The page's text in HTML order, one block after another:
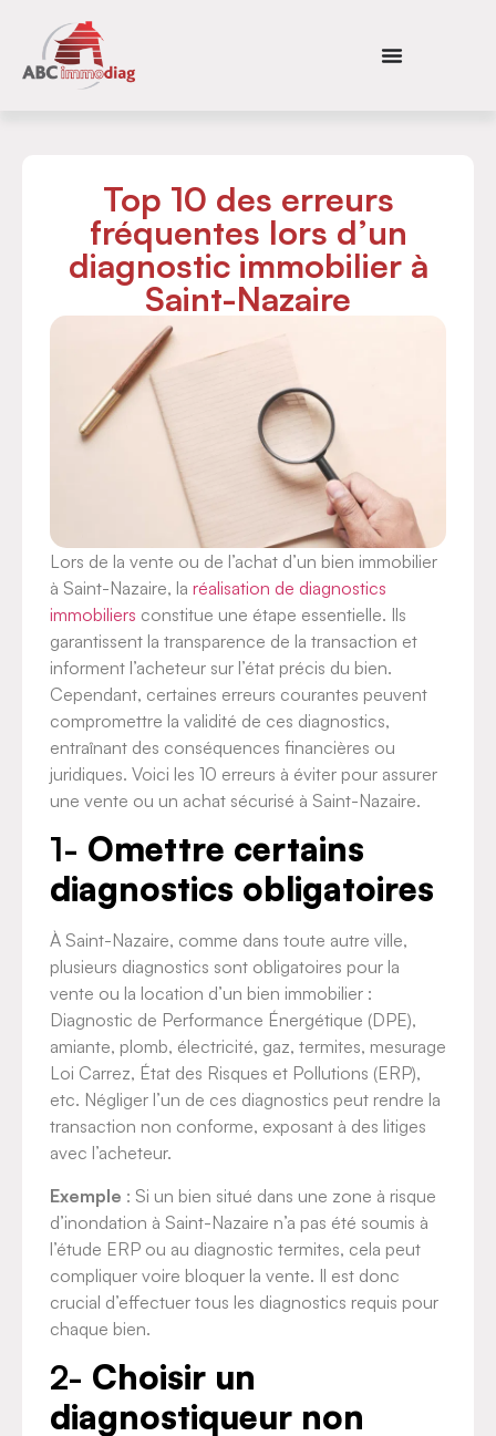
Top 10 des erreurs
fréquentes lors d’un
diagnostic immobilier à
Saint-Nazaire
Lors de la vente ou de l’achat d’un bien immobilier
à Saint-Nazaire, la réalisation de diagnostics
immobiliers constitue une étape essentielle. Ils
garantissent la transparence de la transaction et
informent l’acheteur sur l’état précis du bien.
Cependant, certaines erreurs courantes peuvent
compromettre la validité de ces diagnostics,
entraînant des conséquences financières ou
juridiques. Voici les 10 erreurs à éviter pour assurer
une vente ou un achat sécurisé à Saint-Nazaire.
1- Omettre certains
diagnostics obligatoires
À Saint-Nazaire, comme dans toute autre ville,
plusieurs diagnostics sont obligatoires pour la
vente ou la location d’un bien immobilier :
Diagnostic de Performance Énergétique (DPE),
amiante, plomb, électricité, gaz, termites, mesurage
Loi Carrez, État des Risques et Pollutions (ERP),
etc. Négliger l’un de ces diagnostics peut rendre la
transaction non conforme, exposant à des litiges
avec l’acheteur.
Exemple : Si un bien situé dans une zone à risque
d’inondation à Saint-Nazaire n’a pas été soumis à
l’étude ERP ou au diagnostic termites, cela peut
compliquer voire bloquer la vente. Il est donc
crucial d’effectuer tous les diagnostics requis pour
chaque bien.
2- Choisir un
diagnostiqueur non